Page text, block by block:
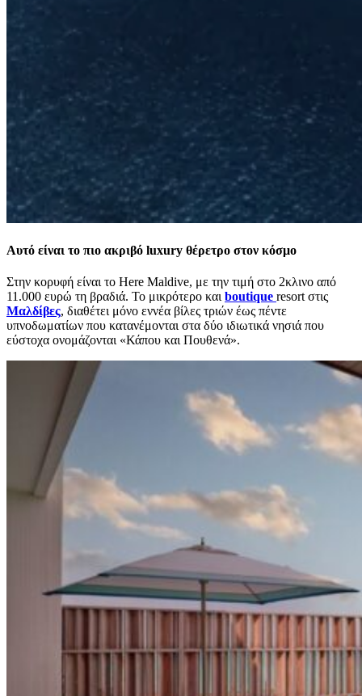
Αυτό είναι το πιο ακριβό luxury θέρετρο στον κόσμο
Στην κορυφή είναι το Here Maldive, με την τιμή στο 2κλινο από
11.000 ευρώ τη βραδιά. Το μικρότερο και boutique resort στις
Μαλδίβες, διαθέτει μόνο εννέα βίλες τριών έως πέντε
υπνοδωματίων που κατανέμονται στα δύο ιδιωτικά νησιά που
εύστοχα ονομάζονται «Κάπου και Πουθενά».